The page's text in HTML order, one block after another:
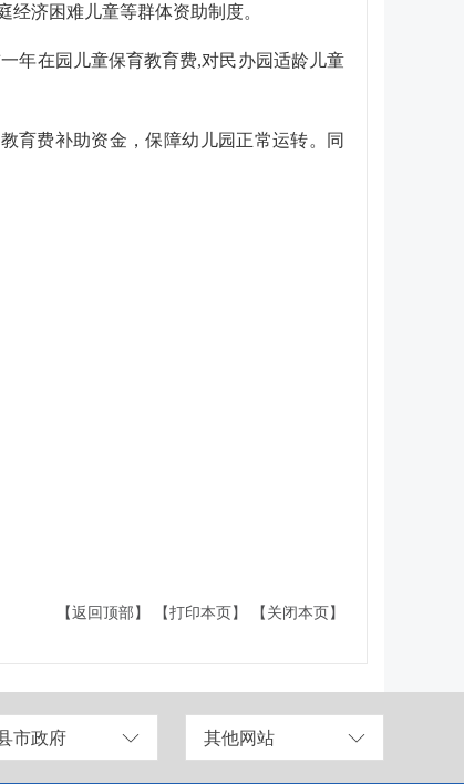
济困难儿童等群体资助制度。
年在园儿童保育教育费,对民办园适龄儿童
费补助资金，保障幼儿园正常运转。同
【返回顶部】
【打印本页】 【关闭本页】
市政府 其他网站